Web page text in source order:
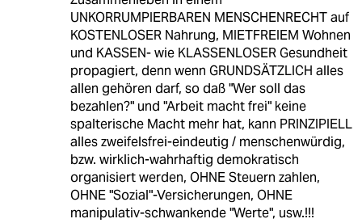
UNKORRUMPIERBAREN MENSCHENRECHT auf
KOSTENLOSER Nahrung, MIETFREIEM Wohnen
und KASSEN- wie KLASSENLOSER Gesundheit
propagiert, denn wenn GRUNDSÄTZLICH alles
allen gehören darf, so daß "Wer soll das
bezahlen?" und "Arbeit macht frei" keine
spalterische Macht mehr hat, kann PRINZIPIELL
alles zweifelsfrei-eindeutig / menschenwürdig,
bzw. wirklich-wahrhaftig demokratisch
organisiert werden, OHNE Steuern zahlen,
OHNE "Sozial"-Versicherungen, OHNE
manipulativ-schwankende "Werte", usw.!!!